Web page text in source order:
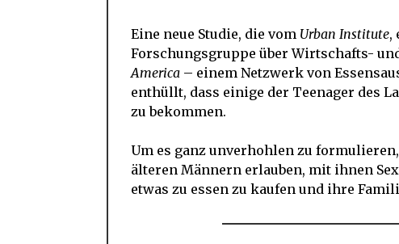
Eine neue Studie, die vom Urban Institute,
Forschungsgruppe über Wirtschafts-
America – einem Netzwerk von
enthüllt, dass einige der Teenager des
zu bekommen.
Um es ganz unverhohlen zu
älteren Männern erlauben, mit ihnen
etwas zu essen zu kaufen und ihre